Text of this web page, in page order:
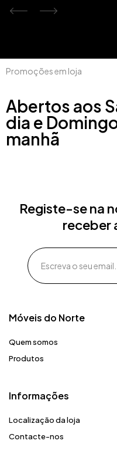
Promoções em loja
Abertos aos
dia e
manhã
Móveis do Norte​
Quem somos
Produtos
Registe-se na
receber
Informações
Localização da loja
Contacte-nos